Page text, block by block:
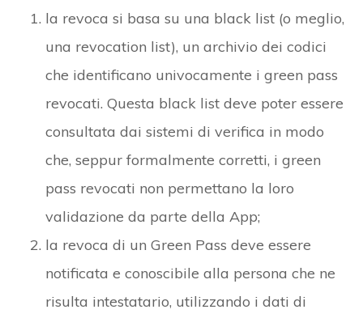
la revoca si basa su una black list (o meglio,
una revocation list), un archivio dei codici
che identificano univocamente i green pass
revocati. Questa black list deve poter essere
consultata dai sistemi di verifica in modo
che, seppur formalmente corretti, i green
pass revocati non permettano la loro
validazione da parte della App;
la revoca di un Green Pass deve essere
notificata e conoscibile alla persona che ne
risulta intestatario, utilizzando i dati di